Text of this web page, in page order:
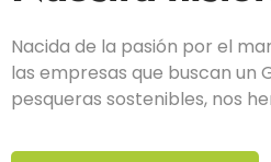
Nacida de la pasión por el
las empresas que buscan
pesqueras sostenibles, nos